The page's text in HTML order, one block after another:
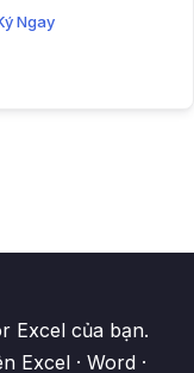
Ngay
Excel của bạn.
Excel · Word ·